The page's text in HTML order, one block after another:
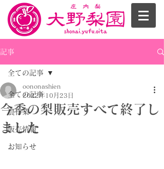
記事
全ての記事
農作業
販売情報
お知らせ
全ての記事
今季の梨販売すべて終了し
ました
oononashien
2022年10月23日